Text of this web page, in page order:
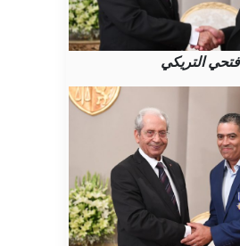
فتحي التريكي